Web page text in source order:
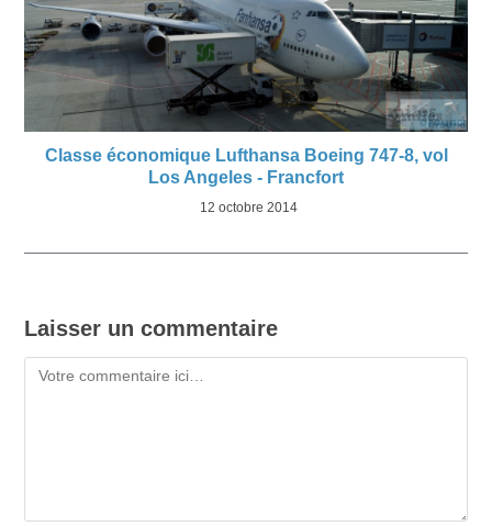
Classe économique Lufthansa Boeing 747-8, vol
Los Angeles - Francfort
12 octobre 2014
Laisser un commentaire
Commentaire